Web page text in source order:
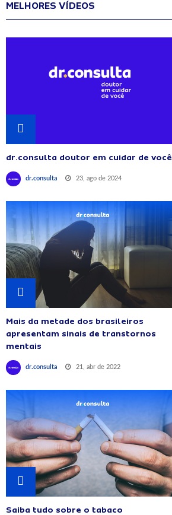
MELHORES VÍDEOS
dr.consulta doutor em cuidar de você
dr.consulta 23, ago de 2024
Mais da metade dos brasileiros
apresentam sinais de transtornos
mentais
dr.consulta 21, abr de 2022
Saiba tudo sobre o tabaco